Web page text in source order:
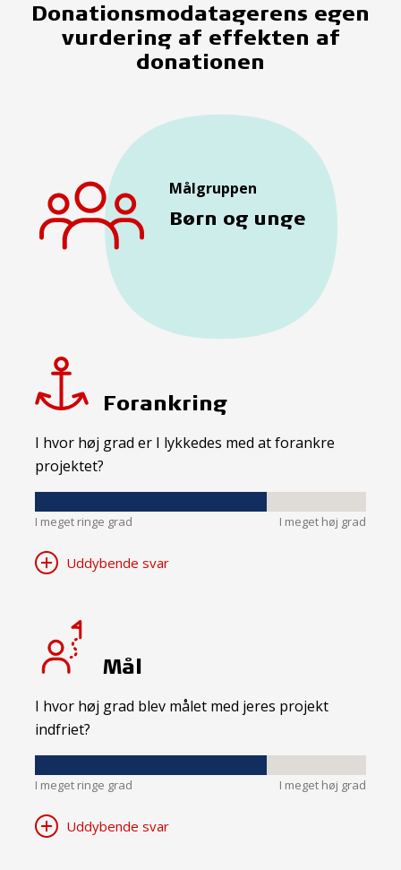
Donationsmodatagerens egen
vurdering af effekten af
donationen
Målgruppen
Børn og unge
Forankring
I hvor høj grad er I lykkedes med at forankre
projektet?
I meget ringe grad I meget høj grad
Uddybende svar
Mål
I hvor høj grad blev målet med jeres projekt
indfriet?
I meget ringe grad I meget høj grad
Uddybende svar